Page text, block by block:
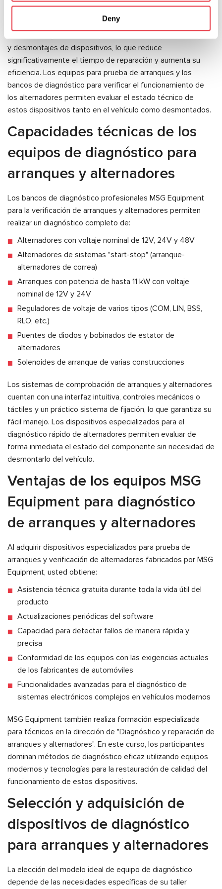
Deny
Los probadores para verificar componentes individuales,
incluidos los equipos para verificar puentes de diodos,
y desmontajes de dispositivos, lo que reduce
significativamente el tiempo de reparación y aumenta su
eficiencia. Los equipos para prueba de arranques y los
bancos de diagnóstico para verificar el funcionamiento de
los alternadores permiten evaluar el estado técnico de
estos dispositivos tanto en el vehículo como desmontados.
Capacidades técnicas de los
equipos de diagnóstico para
arranques y alternadores
Los bancos de diagnóstico profesionales MSG Equipment
para la verificación de arranques y alternadores permiten
realizar un diagnóstico completo de:
Alternadores con voltaje nominal de 12V, 24V y 48V
Alternadores de sistemas "start-stop" (arranque-
alternadores de correa)
Arranques con potencia de hasta 11 kW con voltaje
nominal de 12V y 24V
Reguladores de voltaje de varios tipos (COM, LIN, BSS,
RLO, etc.)
Puentes de diodos y bobinados de estator de
alternadores
Solenoides de arranque de varias construcciones
Los sistemas de comprobación de arranques y alternadores
cuentan con una interfaz intuitiva, controles mecánicos o
táctiles y un práctico sistema de fijación, lo que garantiza su
fácil manejo. Los dispositivos especializados para el
diagnóstico rápido de alternadores permiten evaluar de
forma inmediata el estado del componente sin necesidad de
desmontarlo del vehículo.
Ventajas de los equipos MSG
Equipment para diagnóstico
de arranques y alternadores
Al adquirir dispositivos especializados para prueba de
arranques y verificación de alternadores fabricados por MSG
Equipment, usted obtiene:
Asistencia técnica gratuita durante toda la vida útil del
producto
Actualizaciones periódicas del software
Capacidad para detectar fallos de manera rápida y
precisa
Conformidad de los equipos con las exigencias actuales
de los fabricantes de automóviles
Funcionalidades avanzadas para el diagnóstico de
sistemas electrónicos complejos en vehículos modernos
MSG Equipment también realiza formación especializada
para técnicos en la dirección de "Diagnóstico y reparación de
arranques y alternadores". En este curso, los participantes
dominan métodos de diagnóstico eficaz utilizando equipos
modernos y tecnologías para la restauración de calidad del
funcionamiento de estos dispositivos.
Selección y adquisición de
dispositivos de diagnóstico
para arranques y alternadores
La elección del modelo ideal de equipo de diagnóstico
depende de las necesidades específicas de su taller